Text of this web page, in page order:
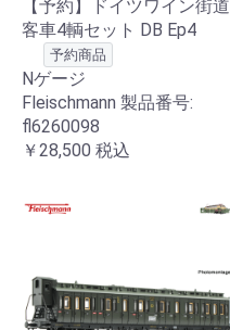
【予約】ドイツワイン街道
客車4輌セット DB Ep4
予約商品
Nゲージ
Fleischmann 製品番号:
fl6260098
￥28,500 税込